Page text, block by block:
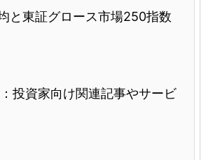
と東証グロース市場250指数
投資家向け関連記事やサービ